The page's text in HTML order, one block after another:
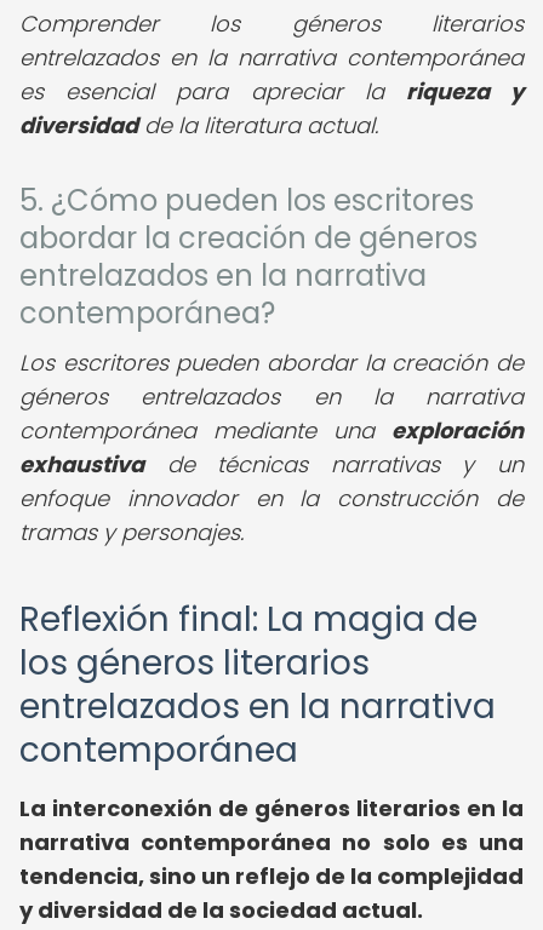
Comprender los géneros literarios
entrelazados en la narrativa contemporánea
es esencial para apreciar la riqueza y
diversidadde la literatura actual.
5. ¿Cómo pueden los escritores
abordar la creación de géneros
entrelazados en la narrativa
contemporánea?
Los escritores pueden abordar la creación de
géneros entrelazados en la narrativa
contemporánea mediante una exploración
exhaustivade técnicas narrativas y un
enfoque innovador en la construcción de
tramas y personajes.
Reflexión final: La magia de
los géneros literarios
entrelazados en la narrativa
contemporánea
La interconexión de géneros literarios en la
narrativa contemporánea no solo es una
tendencia, sino un reflejo de la complejidad
y diversidad de la sociedad actual.